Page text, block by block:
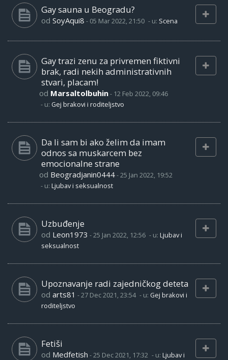
Gay sauna u Beogradu?
od SoyAqui8 - 05 Mar 2022, 21:50 - u: Scena
Gay trazi zenu za privremen fiktivni
brak, radi nekih administrativnih
stvari, placam!
od Marsaltolbuhin- 12 Feb 2022, 09:46
- u: Gej brakovi i roditeljstvo
Da li sam bi ako želim da imam
odnos sa muskarcem bez
emocionalne strane
od Beogradjanin0444-25 Jan 2022, 19:52
- u: Ljubav i seksualnost
Uzbuđenje
od Leon1973 -25 Jan 2022, 12:56 - u: Ljubav i
seksualnost
Upoznavanje radi zajedničkog deteta
od arts81 -27 Dec 2021, 23:54 - u: Gej brakovi i
roditeljstvo
Fetiši
od Medfetish -25 Dec 2021, 17:32 - u: Ljubav i